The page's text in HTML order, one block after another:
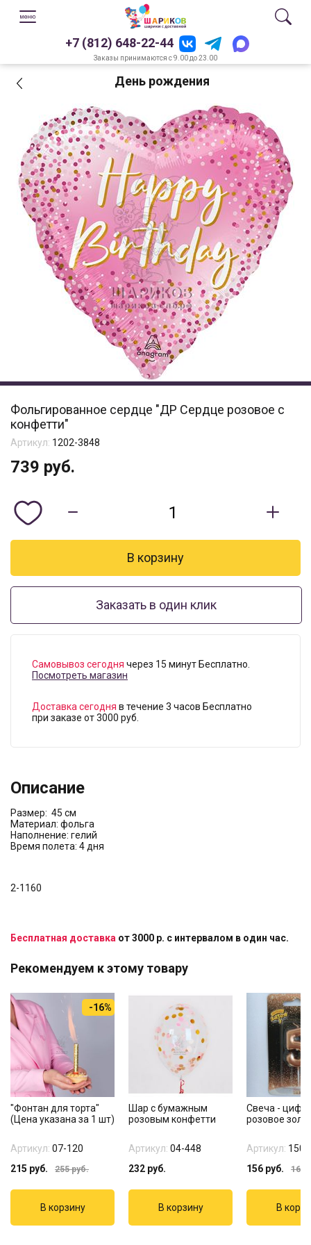
+7 (812) 648-22-44
Заказы принимаются с 9.00 до 23.00
День рождения
Фольгированное сердце "ДР Сердце розовое с
конфетти"
Артикул: 1202-3848
739 руб.
Заказать в один клик
Самовывоз сегодня через 15 минут Бесплатно.
Посмотреть магазин
Доставка сегодня в течение 3 часов Бесплатно
при заказе от 3000 руб.
Описание
Размер: 45 см
Материал: фольга
Наполнение: гелий
Время полета: 4 дня
2-1160
Бесплатная доставка от 3000 р. с интервалом в один час.
Рекомендуем к этому товару
-16%
"Фонтан для торта"
(Цена указана за 1 шт)
Артикул: 07-120
215 руб. 255руб.
Шар с бумажным
розовым конфетти
Артикул: 04-448
232 руб.
Свеча -
розовое
Артикул:
156 руб. 165